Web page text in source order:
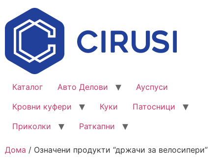
Каталог Авто Делови
Ауспуси
Кровни куфери
Куки
Патосници
Приколки
Раткапни
Дома / Означени продукти “држачи за велосипери”